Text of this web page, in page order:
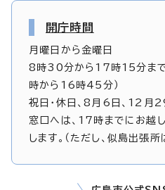
開庁時間
月曜日から金曜日
8時30分から17時15分まで
時から16時45分）
祝日・休日、8月6日、12月
窓口へは、17時までにお越
します。（ただし、似島出張